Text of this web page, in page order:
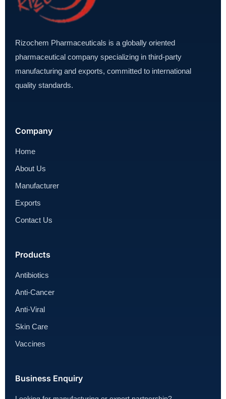
Rizochem Pharmaceuticals is a globally oriented
pharmaceutical company specializing in third-party
manufacturing and exports, committed to international
quality standards.
Company
Home
About Us
Manufacturer
Exports
Contact Us
Products
Antibiotics
Anti-Cancer
Anti-Viral
Skin Care
Vaccines
Business Enquiry